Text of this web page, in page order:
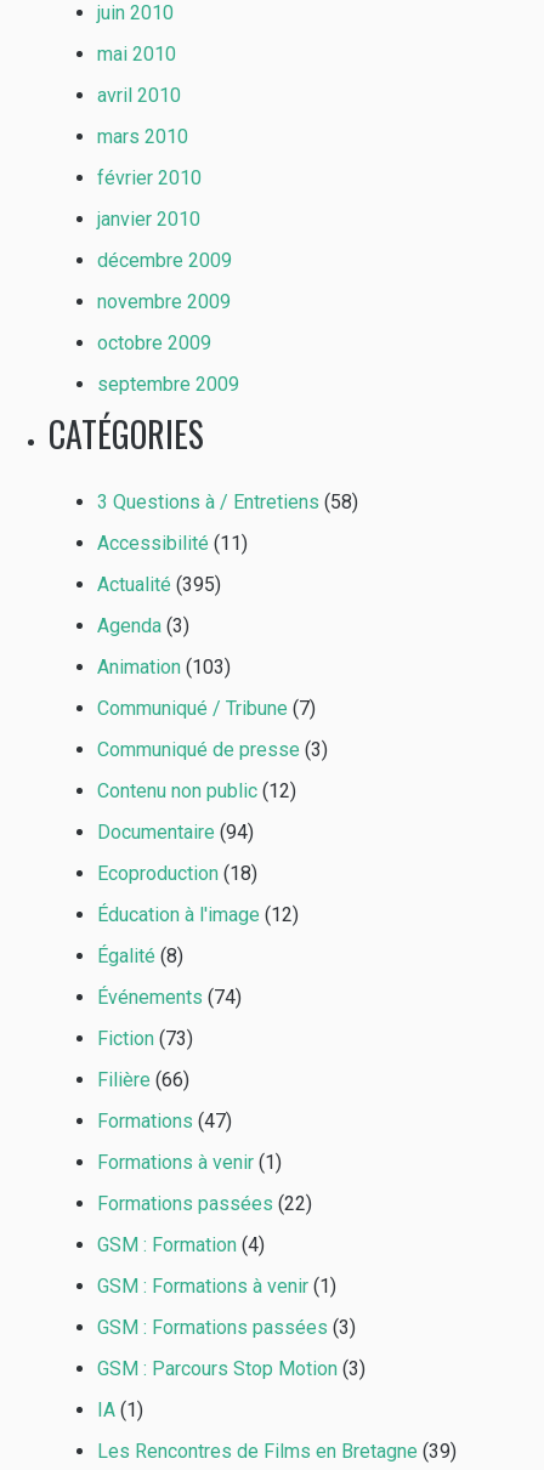
juin 2010
mai 2010
avril 2010
mars 2010
février 2010
janvier 2010
décembre 2009
novembre 2009
octobre 2009
septembre 2009
CATÉGORIES
3 Questions à / Entretiens (58)
Accessibilité (11)
Actualité (395)
Agenda (3)
Animation (103)
Communiqué / Tribune (7)
Communiqué de presse (3)
Contenu non public (12)
Documentaire (94)
Ecoproduction (18)
Éducation à l'image (12)
Égalité (8)
Événements (74)
Fiction (73)
Filière (66)
Formations (47)
Formations à venir (1)
Formations passées (22)
GSM : Formation (4)
GSM : Formations à venir (1)
GSM : Formations passées (3)
GSM : Parcours Stop Motion (3)
IA (1)
Les Rencontres de Films en Bretagne (39)